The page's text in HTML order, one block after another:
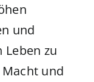
und
Leben zu
und